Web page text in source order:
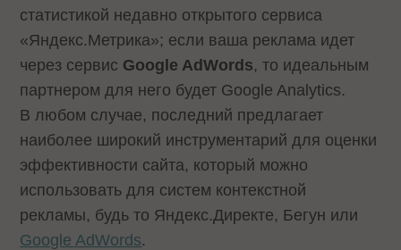
статистикой недавно открытого сервиса
«Яндекс.Метрика»; если ваша реклама идет
через сервис Google AdWords, то идеальным
партнером для него будет Google Analytics.
В любом случае, последний предлагает
наиболее широкий инструментарий для оценки
эффективности сайта, который можно
использовать для систем контекстной
рекламы, будь то Яндекс.Директе, Бегун или
Google AdWords.